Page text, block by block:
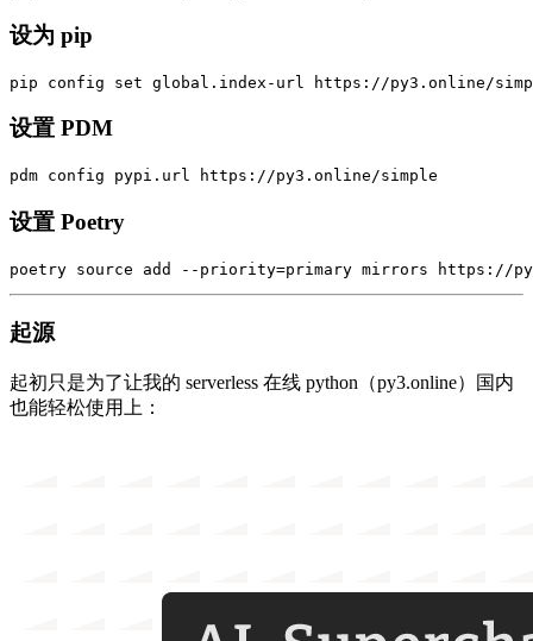
设为 pip
pip config set
设置 PDM
设置 Poetry
poetry source add --priority=
起源
起初只是为了让我的 serverless 在线 python（py3.online）国内
也能轻松使用上：